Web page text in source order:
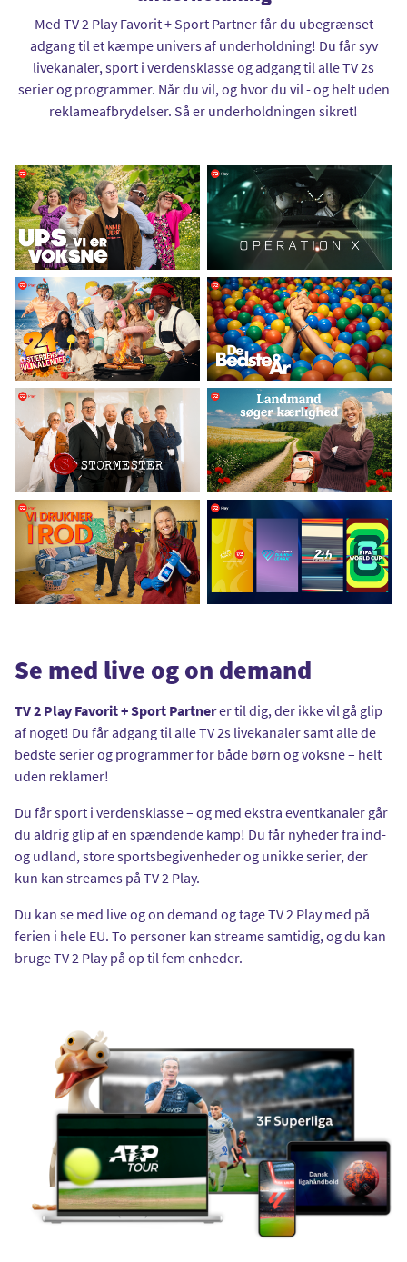
Med TV 2 Play Favorit + Sport Partner får du ubegrænset
adgang til et kæmpe univers af underholdning! Du får syv
livekanaler, sport i verdensklasse og adgang til alle TV 2s
serier og programmer. Når du vil, og hvor du vil - og helt uden
reklameafbrydelser. Så er underholdningen sikret!
Se med live og on demand
TV 2 Play Favorit + Sport Partnerer til dig, der ikke vil gå glip
af noget! Du får adgang til alle TV 2s livekanaler samt alle de
bedste serier og programmer for både børn og voksne – helt
uden reklamer!
Du får sport i verdensklasse – og med ekstra eventkanaler går
du aldrig glip af en spændende kamp! Du får nyheder fra ind-
og udland, store sportsbegivenheder og unikke serier, der
kun kan streames på TV 2 Play.
Du kan se med live og on demand og tage TV 2 Play med på
ferien i hele EU. To personer kan streame samtidig, og du kan
bruge TV 2 Play på op til fem enheder.